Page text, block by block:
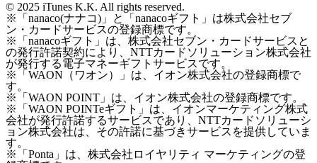
© 2025 iTunes K.K. All rights reserved.
※「nanaco(ナナコ)」と「nanacoギフト」は株式会社セブ
ン・カードサービスの登録商標です。
※「nanacoギフト」は、株式会社セブン・カードサービスと
の発行許諾契約により、NTTカードソリューション株式会社
が発行する電子マネーギフトサービスです。
※「WAON（ワオン）」は、イオン株式会社の登録商標で
す。
※「WAON POINT」は、イオン株式会社の登録商標です。
※「WAON POINTeギフト」は、イオンマーケティング株式
会社が発行許諾するサービスであり、NTTカードソリューシ
ョン株式会社は、その許諾に基づきサービスを提供していま
す。
※「Ponta」は、株式会社ロイヤリティ マーケティングの登